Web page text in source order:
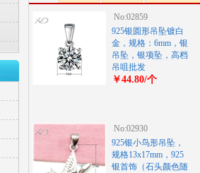
No:02859
925银圆形吊坠镀白
金，规格：6mm，银
吊坠，银项坠，高档
吊咀批发
￥44.80/个
No:02930
925银小鸟形吊坠，
规格13x17mm，925
银首饰（石头颜色随